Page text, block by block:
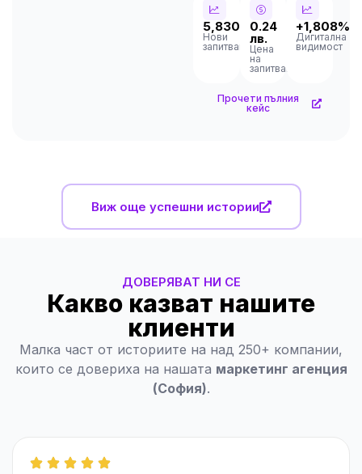
5,830
Нови
запитвания
0.24
лв.
Цена
на
запитване
+1,808%
Дигитална
видимост
Прочети пълния
кейс
Виж още успешни истории
ДОВЕРЯВАТ НИ СЕ
Какво казват нашите
клиенти
Малка част от историите на над 250+ компании,
които се довериха на нашата маркетинг агенция
(София).